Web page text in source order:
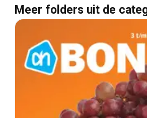
Meer folders uit de